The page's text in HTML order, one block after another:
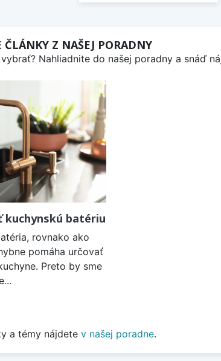
ČLÁNKY Z NAŠEJ PORADNY
Nahliadnite do našej poradny a snáď
kuchynskú batériu
rovnako ako
pomáha určovať
Preto by sme
a témy nájdete v našej poradne.